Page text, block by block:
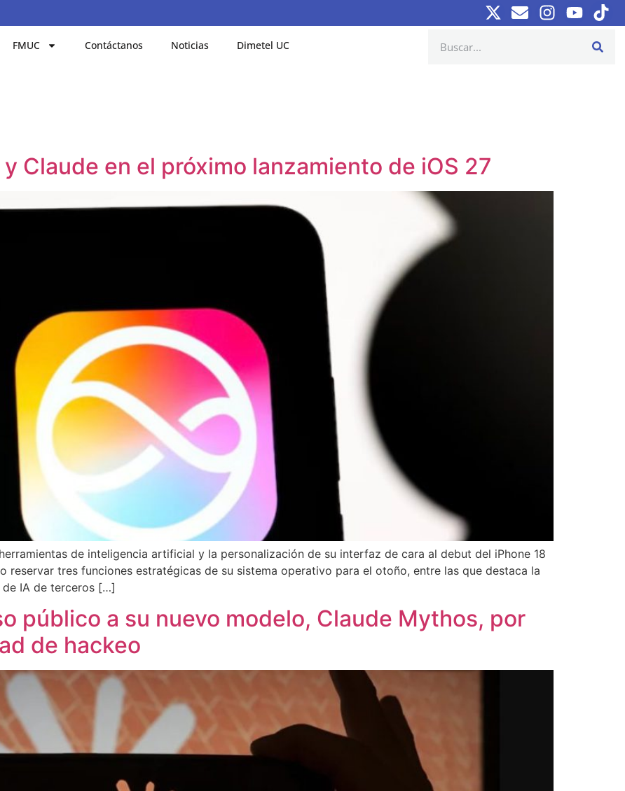
FMUC Contáctanos Noticias Dimetel UC
Claude en el próximo lanzamiento de iOS 27
de inteligencia artificial y la personalización de su interfaz de cara al debut del iPhone 18
reservar tres funciones estratégicas de su sistema operativo para el otoño, entre las que destaca la
de IA de terceros […]
público a su nuevo modelo, Claude Mythos, por
de hackeo